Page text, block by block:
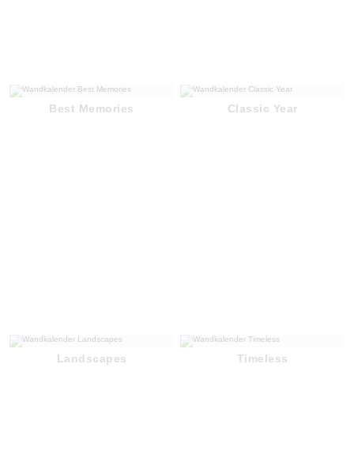
Best Memories Classic Year
Landscapes Timeless